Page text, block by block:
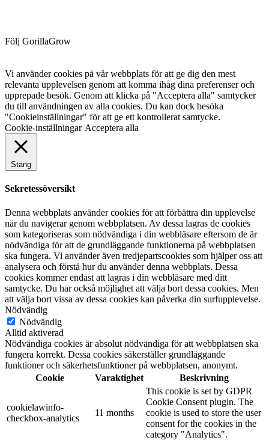
Följ GorillaGrow
Vi använder cookies på vår webbplats för att ge dig den mest
relevanta upplevelsen genom att komma ihåg dina preferenser och
upprepade besök. Genom att klicka på "Acceptera alla" samtycker
du till användningen av alla cookies. Du kan dock besöka
"Cookieinställningar" för att ge ett kontrollerat samtycke.
Cookie-inställningar Acceptera alla
Stäng
Sekretessöversikt
Denna webbplats använder cookies för att förbättra din upplevelse
när du navigerar genom webbplatsen. Av dessa lagras de cookies
som kategoriseras som nödvändiga i din webbläsare eftersom de är
nödvändiga för att de grundläggande funktionerna på webbplatsen
ska fungera. Vi använder även tredjepartscookies som hjälper oss att
analysera och förstå hur du använder denna webbplats. Dessa
cookies kommer endast att lagras i din webbläsare med ditt
samtycke. Du har också möjlighet att välja bort dessa cookies. Men
att välja bort vissa av dessa cookies kan påverka din surfupplevelse.
Nödvändig
Nödvändig
Alltid aktiverad
Nödvändiga cookies är absolut nödvändiga för att webbplatsen ska
fungera korrekt. Dessa cookies säkerställer grundläggande
funktioner och säkerhetsfunktioner på webbplatsen, anonymt.
Cookie
Varaktighet Beskrivning
cookielawinfo-
checkbox-analytics
11 months
This cookie is set by GDPR
Cookie Consent plugin. The
cookie is used to store the user
consent for the cookies in the
category "Analytics".